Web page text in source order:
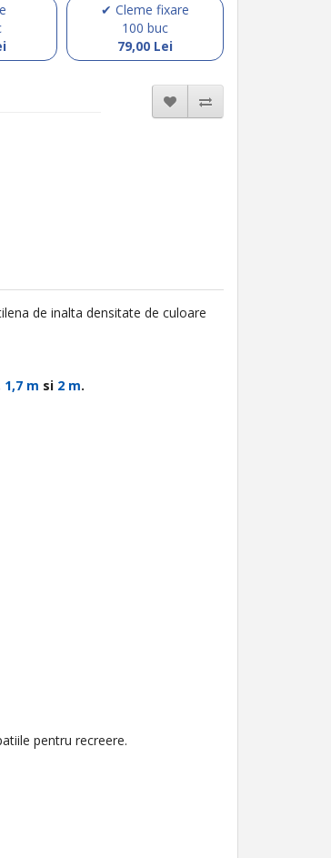
✔ Cleme fixare
100 buc
79,00 Lei
de inalta densitate de culoare
1,7 m si 2 m.
pentru recreere.